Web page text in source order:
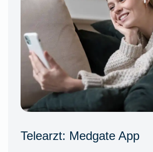
Telearzt: Medgate App